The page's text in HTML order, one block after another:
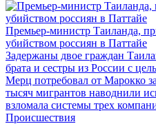
Премьер-министр Таиланда,
убийством россиян в Паттайе
Задержаны двое граждан
брата и сестры из России с
Мерц потребовал от Марокко
тысяч мигрантов наводнили
взломала системы трех
Происшествия